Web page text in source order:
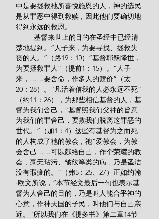
中是要拯救祂所喜悦施恩的人，神的选民
是从罪恶中得到救赎，因此他们要确切地
得到永远的救恩。
楚地提到。“人子来，为要寻找、拯救失
丧的人。”（路19：10）“基督耶稣降世，
为要拯救罪人”（提前1：15）。“人子
来，……要舍命，作多人的赎价”（太
20：28）。“凡活着信我的人必永远不死”
（约11：26），为那些相信基督的人，基
督为我们舍己，“基督照我们父神的旨意
为我们的罪舍己，要救我们脱离这罪恶的
世代。”（加1：4）这些有基督为之而死
的人构成了祂的教会，祂“爱教会，为教
会舍己……可以献给自己，作个荣耀的教
会，毫无玷污、皱纹等类的病，乃是圣洁
没有瑕疵的。”（弗5：25、27）正如约翰
·欧文所说，“本节经文最后一句也表示基
督为人舍己的目的，乃是叫人能合乎神的
心意，作神天国的子民，叫他们与自己亲
近。”所以我们在《提多书》第二章14节